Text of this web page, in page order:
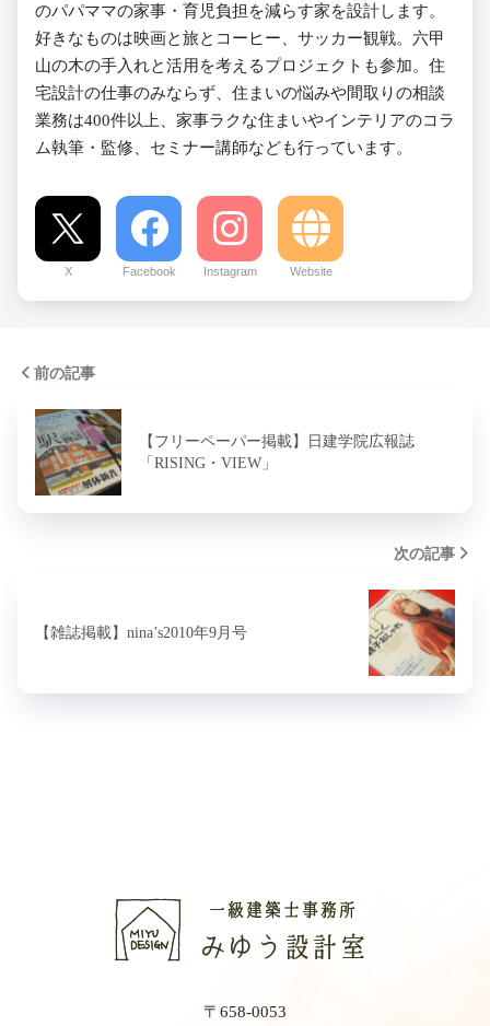
のパパママの家事・育児負担を減らす家を設計します。
好きなものは映画と旅とコーヒー、サッカー観戦。六甲
山の木の手入れと活用を考えるプロジェクトも参加。住
宅設計の仕事のみならず、住まいの悩みや間取りの相談
業務は400件以上、家事ラクな住まいやインテリアのコラ
ム執筆・監修、セミナー講師なども行っています。
X Facebook Instagram Website
前の記事
【フリーペーパー掲載】日建学院広報誌
「RISING・VIEW」
次の記事
【雑誌掲載】nina’s2010年9月号
〒658-0053